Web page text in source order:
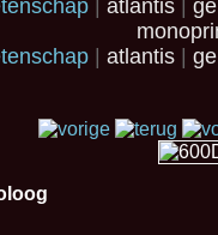
atlantis
atlantis